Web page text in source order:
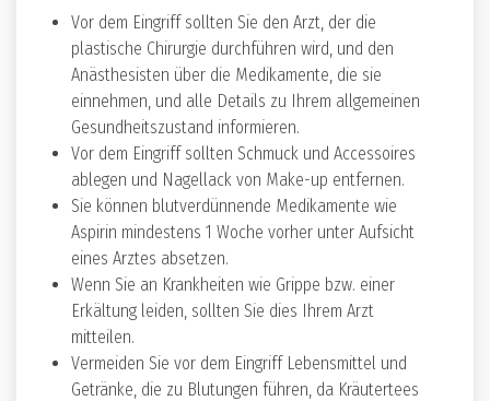
Vor dem Eingriff sollten Sie den Arzt, der die
plastische Chirurgie durchführen wird, und den
Anästhesisten über die Medikamente, die sie
einnehmen, und alle Details zu Ihrem allgemeinen
Gesundheitszustand informieren.
Vor dem Eingriff sollten Schmuck und Accessoires
ablegen und Nagellack von Make-up entfernen.
Sie können blutverdünnende Medikamente wie
Aspirin mindestens 1 Woche vorher unter Aufsicht
eines Arztes absetzen.
Wenn Sie an Krankheiten wie Grippe bzw. einer
Erkältung leiden, sollten Sie dies Ihrem Arzt
mitteilen.
Vermeiden Sie vor dem Eingriff Lebensmittel und
Getränke, die zu Blutungen führen, da Kräutertees